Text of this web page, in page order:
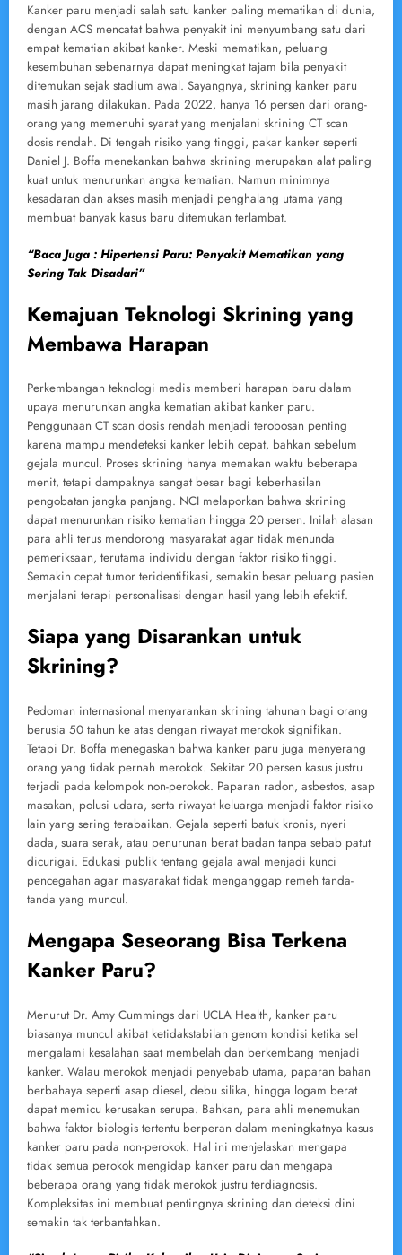
Kanker paru menjadi salah satu kanker paling mematikan di dunia,
dengan ACS mencatat bahwa penyakit ini menyumbang satu dari
empat kematian akibat kanker. Meski mematikan, peluang
kesembuhan sebenarnya dapat meningkat tajam bila penyakit
ditemukan sejak stadium awal. Sayangnya, skrining kanker paru
masih jarang dilakukan. Pada 2022, hanya 16 persen dari orang-
orang yang memenuhi syarat yang menjalani skrining CT scan
dosis rendah. Di tengah risiko yang tinggi, pakar kanker seperti
Daniel J. Boffa menekankan bahwa skrining merupakan alat paling
kuat untuk menurunkan angka kematian. Namun minimnya
kesadaran dan akses masih menjadi penghalang utama yang
membuat banyak kasus baru ditemukan terlambat.
“Baca Juga : Hipertensi Paru: Penyakit Mematikan yang
Sering Tak Disadari”
Kemajuan Teknologi Skrining yang
Membawa Harapan
Perkembangan teknologi medis memberi harapan baru dalam
upaya menurunkan angka kematian akibat kanker paru.
Penggunaan CT scan dosis rendah menjadi terobosan penting
karena mampu mendeteksi kanker lebih cepat, bahkan sebelum
gejala muncul. Proses skrining hanya memakan waktu beberapa
menit, tetapi dampaknya sangat besar bagi keberhasilan
pengobatan jangka panjang. NCI melaporkan bahwa skrining
dapat menurunkan risiko kematian hingga 20 persen. Inilah alasan
para ahli terus mendorong masyarakat agar tidak menunda
pemeriksaan, terutama individu dengan faktor risiko tinggi.
Semakin cepat tumor teridentifikasi, semakin besar peluang pasien
menjalani terapi personalisasi dengan hasil yang lebih efektif.
Siapa yang Disarankan untuk
Skrining?
Pedoman internasional menyarankan skrining tahunan bagi orang
berusia 50 tahun ke atas dengan riwayat merokok signifikan.
Tetapi Dr. Boffa menegaskan bahwa kanker paru juga menyerang
orang yang tidak pernah merokok. Sekitar 20 persen kasus justru
terjadi pada kelompok non-perokok. Paparan radon, asbestos, asap
masakan, polusi udara, serta riwayat keluarga menjadi faktor risiko
lain yang sering terabaikan. Gejala seperti batuk kronis, nyeri
dada, suara serak, atau penurunan berat badan tanpa sebab patut
dicurigai. Edukasi publik tentang gejala awal menjadi kunci
pencegahan agar masyarakat tidak menganggap remeh tanda-
tanda yang muncul.
Mengapa Seseorang Bisa Terkena
Kanker Paru?
Menurut Dr. Amy Cummings dari UCLA Health, kanker paru
biasanya muncul akibat ketidakstabilan genom kondisi ketika sel
mengalami kesalahan saat membelah dan berkembang menjadi
kanker. Walau merokok menjadi penyebab utama, paparan bahan
berbahaya seperti asap diesel, debu silika, hingga logam berat
dapat memicu kerusakan serupa. Bahkan, para ahli menemukan
bahwa faktor biologis tertentu berperan dalam meningkatnya kasus
kanker paru pada non-perokok. Hal ini menjelaskan mengapa
tidak semua perokok mengidap kanker paru dan mengapa
beberapa orang yang tidak merokok justru terdiagnosis.
Kompleksitas ini membuat pentingnya skrining dan deteksi dini
semakin tak terbantahkan.